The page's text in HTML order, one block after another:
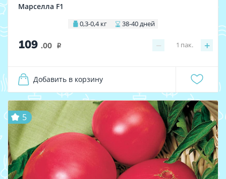
Марселла F1
0,3-0,4 кг 38-40 дней
109 .00 i − +
1 пак.
Добавить в корзину
5